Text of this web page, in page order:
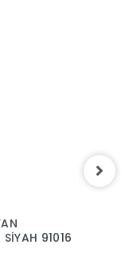
91016